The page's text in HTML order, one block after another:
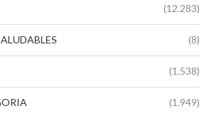
(12.283)
(8)
(1.538)
(1.949)